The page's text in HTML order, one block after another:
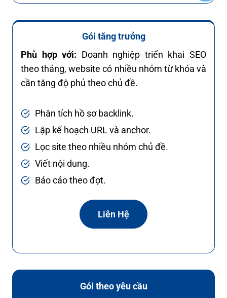
Gói tăng trưởng
Phù hợp với: Doanh nghiệp triển khai SEO
theo tháng, website có nhiều nhóm từ khóa và
cần tăng độ phủ theo chủ đề.
Phân tích hồ sơ backlink.
Lập kế hoạch URL và anchor.
Lọc site theo nhiều nhóm chủ đề.
Viết nội dung.
Báo cáo theo đợt.
Liên Hệ
Gói theo yêu cầu